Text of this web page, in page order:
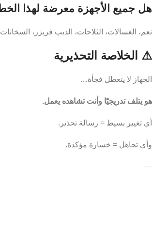
هل جميع الأجهزة معرضة لهذا
نعم، الغسالات، الثلاجات، الديب فريزر،
⚠️ الخلاصة التحذيرية
الجهاز لا يتعطل فجأة…
هو يتلف تدريجيًا وأنت تشاهده يعمل.
أي تغيير بسيط = رسالة تحذير.
وأي تجاهل = خسارة مؤكدة.
—